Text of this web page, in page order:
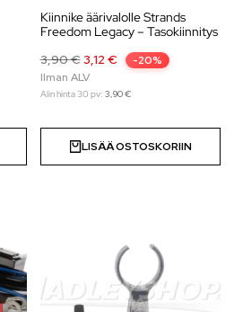
Kiinnike äärivalolle Strands
Freedom Legacy – Tasokiinnitys
3,90€3,12 € -20%
Alin hinta 30 pv: 3,90€
LISÄÄ OSTOSKORIIN